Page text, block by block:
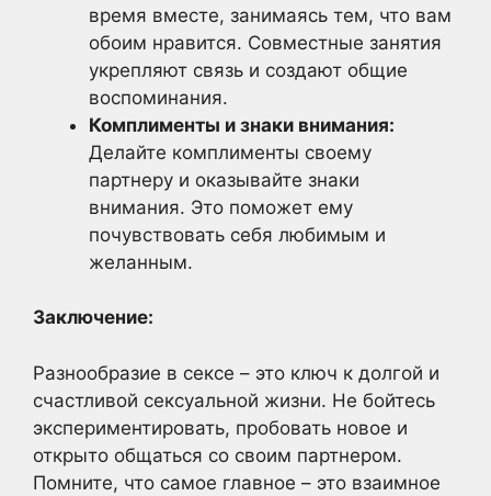
время вместе, занимаясь тем, что вам
обоим нравится. Совместные занятия
укрепляют связь и создают общие
воспоминания.
Комплименты и знаки внимания:
Делайте комплименты своему
партнеру и оказывайте знаки
внимания. Это поможет ему
почувствовать себя любимым и
желанным.
Заключение:
Разнообразие в сексе – это ключ к долгой и
счастливой сексуальной жизни. Не бойтесь
экспериментировать, пробовать новое и
открыто общаться со своим партнером.
Помните, что самое главное – это взаимное